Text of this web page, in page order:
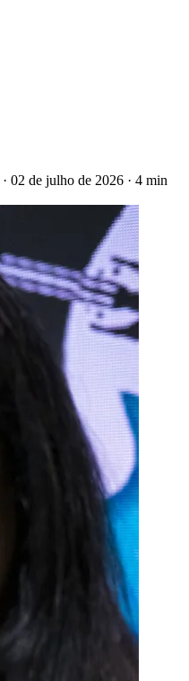
· 02 de julho de 2026 · 4 min